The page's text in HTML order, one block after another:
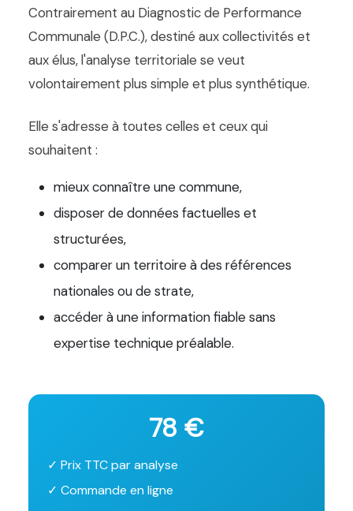
Contrairement au Diagnostic de Performance
Communale (D.P.C.), destiné aux collectivités et
aux élus, l'analyse territoriale se veut
volontairement plus simple et plus synthétique.
Elle s'adresse à toutes celles et ceux qui
souhaitent :
mieux connaître une commune,
disposer de données factuelles et
structurées,
comparer un territoire à des références
nationales ou de strate,
accéder à une information fiable sans
expertise technique préalable.
78 €
✓ Prix TTC par analyse
✓ Commande en ligne